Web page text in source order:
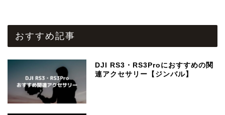
おすすめ記事
DJI RS3・RS3Proにおすすめの関
連アクセサリー【ジンバル】